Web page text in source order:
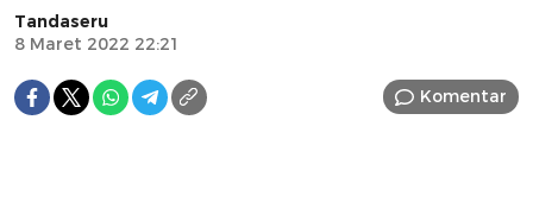
Tandaseru
8 Maret 2022 22:21
Komentar